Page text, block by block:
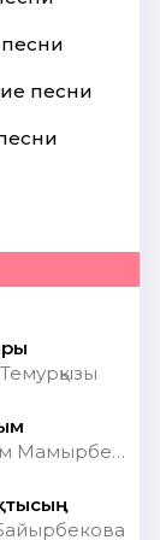
песни
Арайлым Мамырбекқызы